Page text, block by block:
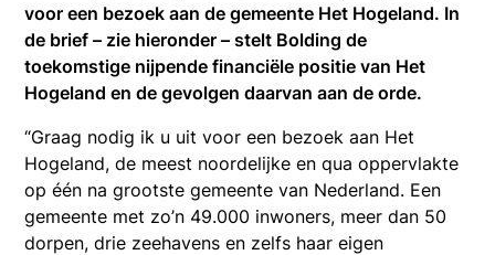
voor een bezoek aan de gemeente Het Hogeland. In
de brief – zie hieronder – stelt Bolding de
toekomstige nijpende financiële positie van Het
Hogeland en de gevolgen daarvan aan de orde.
“Graag nodig ik u uit voor een bezoek aan Het
Hogeland, de meest noordelijke en qua oppervlakte
op één na grootste gemeente van Nederland. Een
gemeente met zo’n 49.000 inwoners, meer dan 50
dorpen, drie zeehavens en zelfs haar eigen